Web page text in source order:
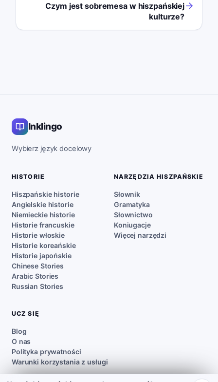
Czym jest sobremesa w hiszpańskiej
kulturze?
Inklingo
Wybierz język docelowy
HISTORIE
Hiszpańskie historie
Angielskie historie
Niemieckie historie
Historie francuskie
Historie włoskie
Historie koreańskie
Historie japońskie
Chinese Stories
Arabic Stories
Russian Stories
NARZĘDZIA HISZPAŃSKIE
Słownik
Gramatyka
Słownictwo
Koniugacje
Więcej narzędzi
UCZ SIĘ
Blog
O nas
Polityka prywatności
Warunki korzystania z usługi